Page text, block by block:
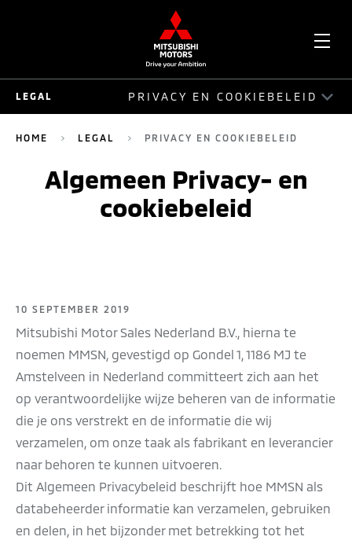
LEGAL PRIVACY EN COOKIEBELEID
VERKOOPVOORWAARDEN
HOME LEGAL PRIVACY EN COOKIEBELEID
Algemeen Privacy- en
cookiebeleid
10 SEPTEMBER 2019
Mitsubishi Motor Sales Nederland B.V., hierna te
noemen MMSN, gevestigd op Gondel 1, 1186 MJ te
Amstelveen in Nederland committeert zich aan het
op verantwoordelijke wijze beheren van de informatie
die je ons verstrekt en de informatie die wij
verzamelen, om onze taak als fabrikant en leverancier
naar behoren te kunnen uitvoeren.
Dit Algemeen Privacybeleid beschrijft hoe MMSN als
databeheerder informatie kan verzamelen, gebruiken
en delen, in het bijzonder met betrekking tot het